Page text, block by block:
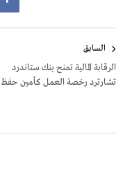
المقالات
السابق
الرقابة المالية تمنح بنك ستاندرد
تشارترد رخصة العمل كأمين حفظ